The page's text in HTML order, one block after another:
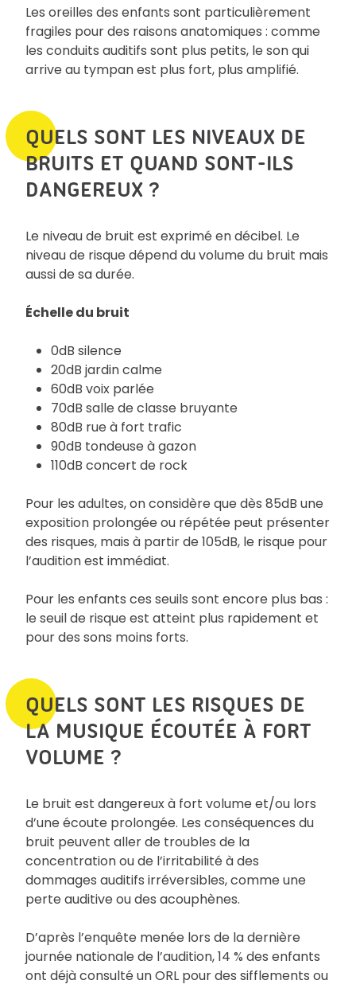
Les oreilles des enfants sont particulièrement
fragiles pour des raisons anatomiques : comme
les conduits auditifs sont plus petits, le son qui
arrive au tympan est plus fort, plus amplifié.
QUELS SONT LES NIVEAUX DE
BRUITS ET QUAND SONT-ILS
DANGEREUX ?
Le niveau de bruit est exprimé en décibel. Le
niveau de risque dépend du volume du bruit mais
aussi de sa durée.
Échelle du bruit
0dB silence
20dB jardin calme
60dB voix parlée
70dB salle de classe bruyante
80dB rue à fort trafic
90dB tondeuse à gazon
110dB concert de rock
Pour les adultes, on considère que dès 85dB une
exposition prolongée ou répétée peut présenter
des risques, mais à partir de 105dB, le risque pour
l’audition est immédiat.
Pour les enfants ces seuils sont encore plus bas :
le seuil de risque est atteint plus rapidement et
pour des sons moins forts.
QUELS SONT LES RISQUES DE
LA MUSIQUE ÉCOUTÉE À FORT
VOLUME ?
Le bruit est dangereux à fort volume et/ou lors
d’une écoute prolongée. Les conséquences du
bruit peuvent aller de troubles de la
concentration ou de l’irritabilité à des
dommages auditifs irréversibles, comme une
perte auditive ou des acouphènes.
D’après l’enquête menée lors de la dernière
journée nationale de l’audition, 14 % des enfants
ont déjà consulté un ORL pour des sifflements ou